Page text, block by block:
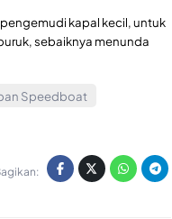
kapal kecil, untuk
sebaiknya menunda
Speedboat